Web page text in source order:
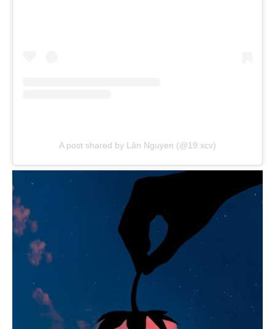
A post shared by Lân Nguyen (@19.xcv)